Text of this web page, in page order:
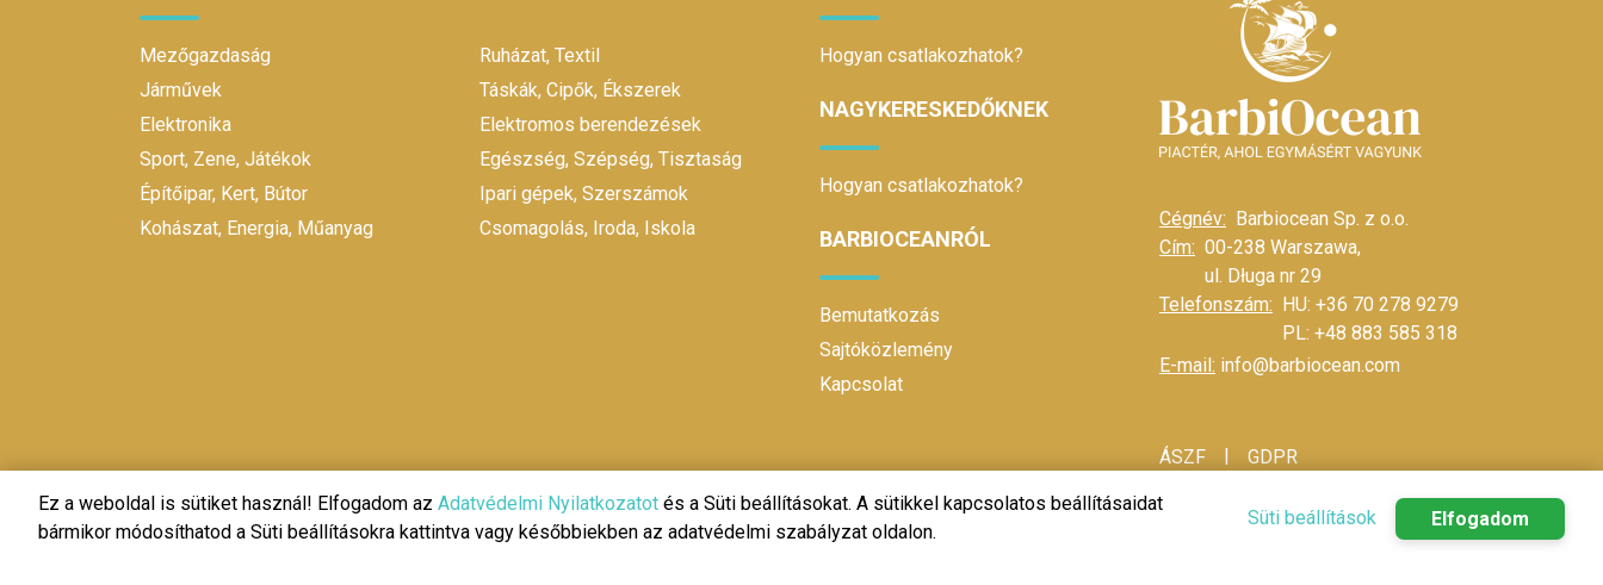
Mezőgazdaság
Járművek
Elektronika
Sport, Zene, Játékok
Építőipar, Kert, Bútor
Kohászat, Energia, Műanyag
Ruházat, Textil
Táskák, Cipők, Ékszerek
Elektromos berendezések
Egészség, Szépség, Tisztaság
Ipari gépek, Szerszámok
Csomagolás, Iroda, Iskola
Hogyan csatlakozhatok?
NAGYKERESKEDŐKNEK
Hogyan csatlakozhatok?
BARBIOCEANRÓL
Bemutatkozás
Sajtóközlemény
Kapcsolat
Cégnév: Barbiocean Sp. z o.o.
Cím: 00-238 Warszawa,
ul. Długa nr 29
Telefonszám: HU: +36 70 278 9279
PL: +48 883 585 318
E-mail: info@barbiocean.com
ÁSZF GDPR
@ 2020 | Design és fejlesztés:
Ez a weboldal is sütiket használ! Elfogadom az Adatvédelmi Nyilatkozatot és a Süti beállításokat. A sütikkel kapcsolatos beállításaidat
bármikor módosíthatod a Süti beállításokra kattintva vagy későbbiekben az adatvédelmi szabályzat oldalon.
Süti beállítások Elfogadom